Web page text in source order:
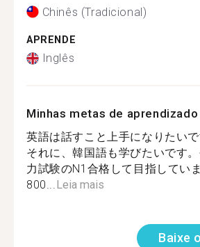
Chinês (Tradicional)
APRENDE
Inglês
Minhas metas de aprendizado
英語は話すこと上手になりたいで
それに、韓国語も学びたいです
力試験のN1合格して目指してい
800...Leia mais
Baixe